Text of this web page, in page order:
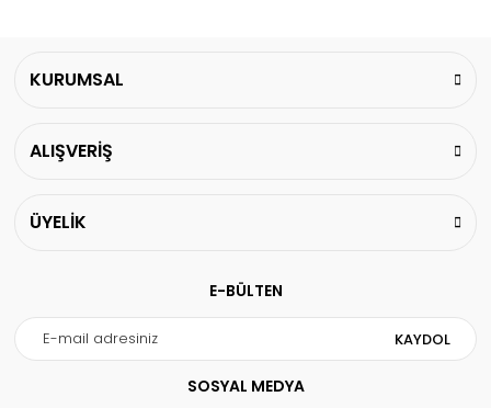
KURUMSAL
ALIŞVERİŞ
ÜYELİK
E-BÜLTEN
KAYDOL
SOSYAL MEDYA